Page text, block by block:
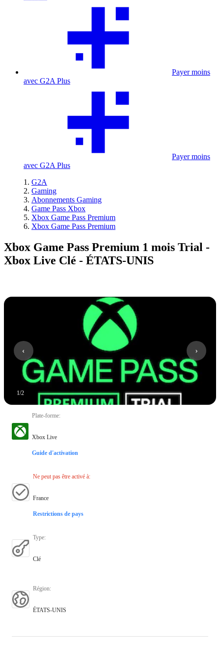
Payer moins
avec G2A Plus
Payer moins
avec G2A Plus
G2A
Gaming
Abonnements Gaming
Game Pass Xbox
Xbox Game Pass Premium
Xbox Game Pass Premium
Xbox Game Pass Premium 1 mois Trial -
Xbox Live Clé - ÉTATS-UNIS
1/2
Plate-forme:
Xbox Live
Guide d'activation
Ne peut pas être activé à:
France
Restrictions de pays
Type:
Clé
Région:
ÉTATS-UNIS